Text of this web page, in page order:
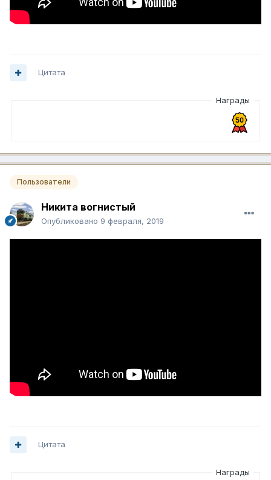
Цитата
Награды
Пользователи
Никита вогнистый
Опубликовано 9 февраля, 2019
Цитата
Награды